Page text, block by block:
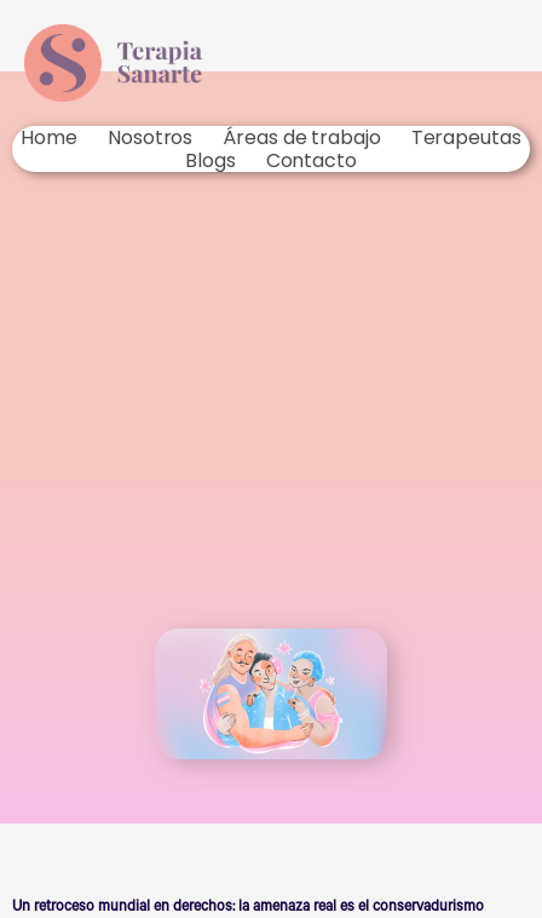
Home Nosotros Áreas de trabajo
Terapeutas
Blogs
Contacto
Un retroceso mundial en derechos: la amenaza real es el conservadurismo